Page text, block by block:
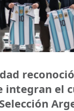
integran el